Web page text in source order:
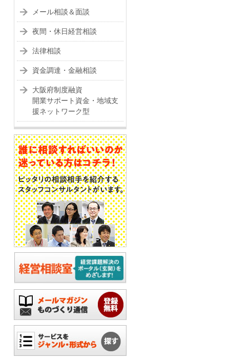
メール相談＆面談
夜間・休日経営相談
法律相談
資金調達・金融相談
大阪府制度融資
開業サポート資金・地域支
援ネットワーク型